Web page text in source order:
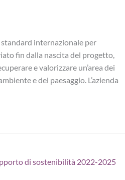
internazionale per
fin dalla nascita del progetto,
e valorizzare un’area dei
e del paesaggio. L’azienda